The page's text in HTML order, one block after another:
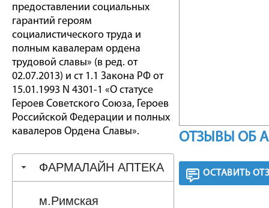
предоставлении социальных
гарантий героям
социалистического труда и
полным кавалерам ордена
трудовой славы» (в ред. от
02.07.2013) и ст 1.1 Закона РФ от
15.01.1993 N 4301-1 «О статусе
Героев Советского Союза, Героев
Российской Федерации и полных
кавалеров Ордена Славы».
ФАРМАЛАЙН АПТЕКА
м.Римская
ОТЗЫВЫ ОБ
ОСТАВИТЬ